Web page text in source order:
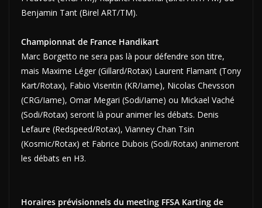
Benjamin Tant (Birel ART/TM).
Championnat de France Handikart
Marc Borgetto ne sera pas là pour défendre son titre,
mais Maxime Léger (Gillard/Rotax) Laurent Flamant (Tony
Kart/Rotax), Fabio Visentin (KR/Iame), Nicolas Chevsson
(CRG/Iame), Omar Megari (Sodi/Iame) ou Mickael Vaché
(Sodi/Rotax) seront là pour animer les débats. Denis
Lefaure (Redspeed/Rotax), Vianney Chan Tsin
(Kosmic/Rotax) et Fabrice Dubois (Sodi/Rotax) animeront
les débats en H3.
Horaires prévisionnels du meeting FFSA Karting de